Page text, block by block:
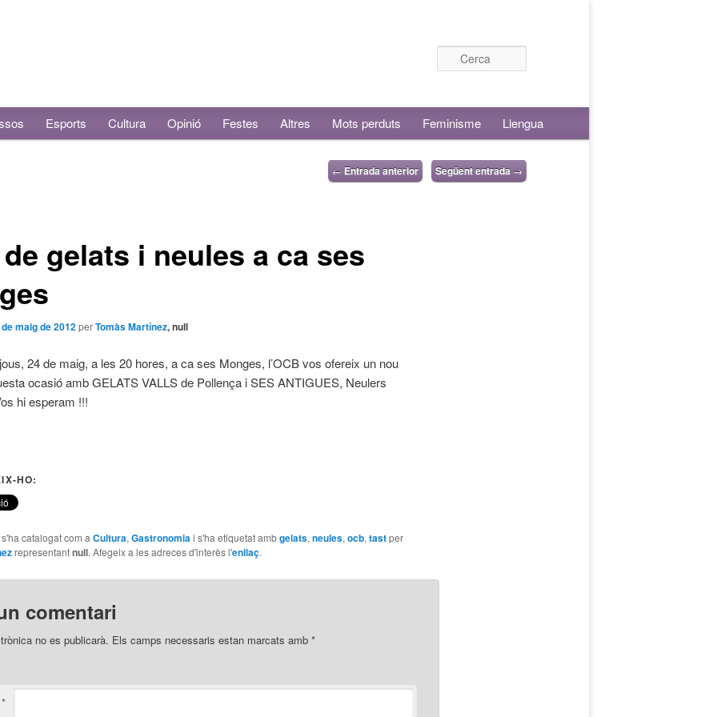
Esports Cultura Opinió Festes Altres Mots perduts Feminisme Llengua
← Entrada anterior Següent entrada →
gelats i neules a ca ses
maig de 2012perTomàs Martínez, null
24 de maig, a les 20 hores, a ca ses Monges, l’OCB vos ofereix un nou
ocasió amb GELATS VALLS de Pollença i SES ANTIGUES, Neulers
hi esperam !!!
HO:
catalogat com aCultura,Gastronomiai s'ha etiquetat ambgelats,neules,ocb,tastper
representantnull. Afegeix a les adreces d'interès l'enllaç.
comentari
no es publicarà. Els camps necessaris estan marcats amb *
*